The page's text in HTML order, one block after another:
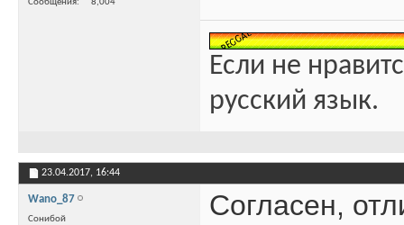
Сообщения
8,004
Если не
русский язык.
23.04.2017, 16:44
Wano_87
Сонибой Согласен,